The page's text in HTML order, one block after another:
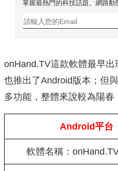
掌握最熱門的科技話題、網路動
onHand.TV這款軟體最早
也推出了Android版本；但
多功能，整體來說較為陽春
Android平台
軟體名稱：